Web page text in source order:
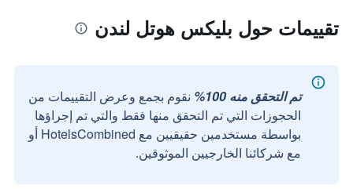
تقييمات حول بليكس هوتل لندن
تم التحقق منه 100%
نقوم بجمع وعرض التقييمات من
الحجوزات التي تم التحقق منها فقط والتي تم إجراؤها
بواسطة مستخدمين حقيقيين مع HotelsCombined أو
مع شركائنا الخارجيين الموثوقين.